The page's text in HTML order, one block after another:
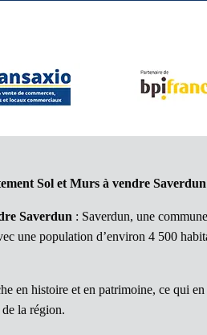
Sol et Murs à vendre Saverdun
Saverdun : Saverdun, une
une population d’environ 4 500
en histoire et en patrimoine, ce qui
la région.